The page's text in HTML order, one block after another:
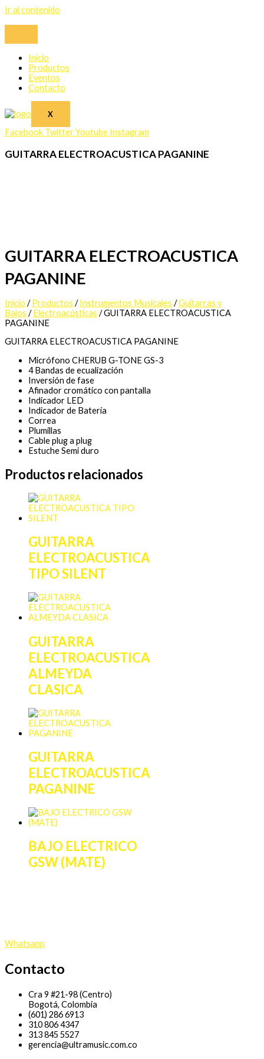
Ir al contenido
Inicio
Productos
Eventos
Contacto
X
Facebook TwitterYoutube Instagram
GUITARRA ELECTROACUSTICA PAGANINE
GUITARRA ELECTROACUSTICA
PAGANINE
Inicio /Productos /Instrumentos Musicales /Guitarras y
Bajos /Electroacústicas / GUITARRA ELECTROACUSTICA
PAGANINE
GUITARRA ELECTROACUSTICA PAGANINE
Micrófono CHERUB G-TONE GS-3
4 Bandas de ecualización
Inversión de fase
Afinador cromático con pantalla
Indicador LED
Indicador de Batería
Correa
Plumillas
Cable plug a plug
Estuche Semi duro
Productos relacionados
GUITARRA
ELECTROACUSTICA
TIPO SILENT
GUITARRA
ELECTROACUSTICA
ALMEYDA
CLASICA
GUITARRA
ELECTROACUSTICA
PAGANINE
BAJO ELECTRICO
GSW (MATE)
Whatsapp
Contacto
Cra 9 #21-98 (Centro)
Bogotá, Colombia
(601) 286 6913
310 806 4347
313 845 5527
gerencia@ultramusic.com.co